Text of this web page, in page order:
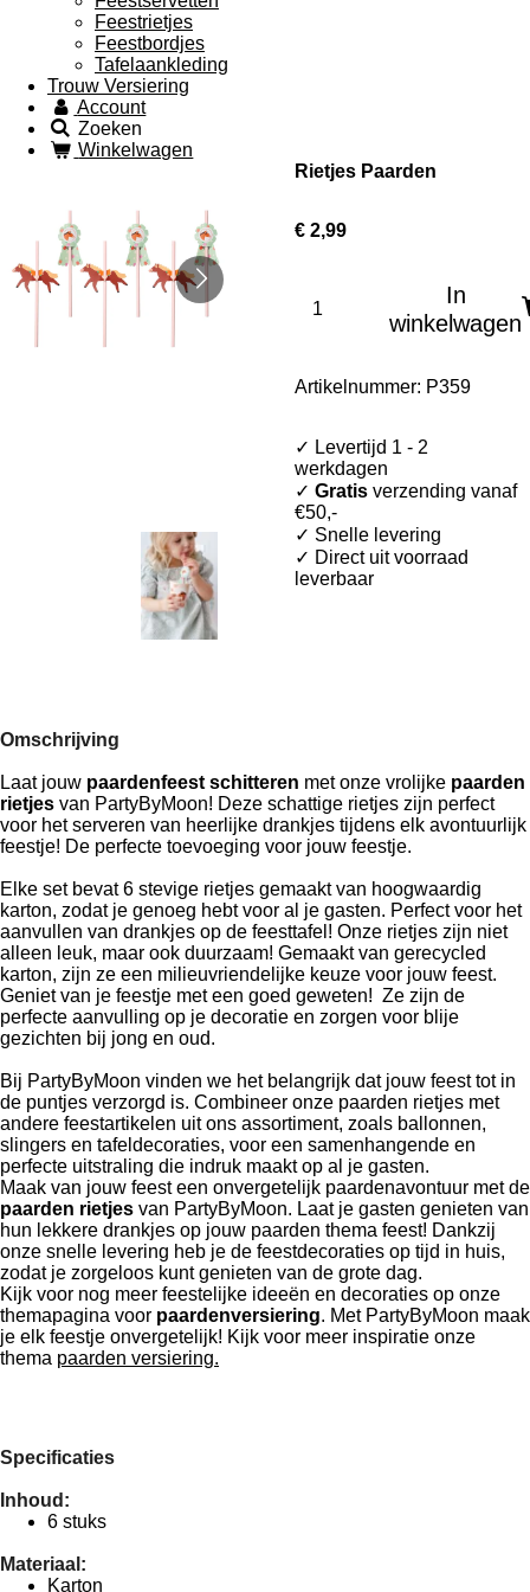
Feestrietjes
Feestbordjes
Tafelaankleding
Trouw Versiering
Account
Zoeken
Winkelwagen
Rietjes Paarden
€ 2,99
In
winkelwagen
Artikelnummer: P359
✓ Levertijd 1 - 2
werkdagen
✓ Gratis verzending vanaf
€50,-
✓ Snelle levering
✓ Direct uit voorraad
leverbaar
Omschrijving
Laat jouw paardenfeest schitteren met onze vrolijke paarden
rietjes van PartyByMoon! Deze schattige rietjes zijn perfect
voor het serveren van heerlijke drankjes tijdens elk avontuurlijk
feestje! De perfecte toevoeging voor jouw feestje.
Elke set bevat 6 stevige rietjes gemaakt van hoogwaardig
karton, zodat je genoeg hebt voor al je gasten. Perfect voor het
aanvullen van drankjes op de feesttafel! Onze rietjes zijn niet
alleen leuk, maar ook duurzaam! Gemaakt van gerecycled
karton, zijn ze een milieuvriendelijke keuze voor jouw feest.
Geniet van je feestje met een goed geweten! Ze zijn de
perfecte aanvulling op je decoratie en zorgen voor blije
gezichten bij jong en oud.
Bij PartyByMoon vinden we het belangrijk dat jouw feest tot in
de puntjes verzorgd is. Combineer onze paarden rietjes met
andere feestartikelen uit ons assortiment, zoals ballonnen,
slingers en tafeldecoraties, voor een samenhangende en
perfecte uitstraling die indruk maakt op al je gasten.
Maak van jouw feest een onvergetelijk paardenavontuur met de
paarden rietjes van PartyByMoon. Laat je gasten genieten van
hun lekkere drankjes op jouw paarden thema feest! Dankzij
onze snelle levering heb je de feestdecoraties op tijd in huis,
zodat je zorgeloos kunt genieten van de grote dag.
Kijk voor nog meer feestelijke ideeën en decoraties op onze
themapagina voor paardenversiering. Met PartyByMoon maak
je elk feestje onvergetelijk! Kijk voor meer inspiratie onze
thema paarden versiering.
Specificaties
Inhoud:
6 stuks
Materiaal:
Karton